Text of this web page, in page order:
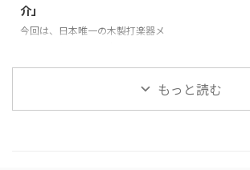
て溶かします。溶解中には不純物
を除去し、温度を適切に管理しま
型から鋳造物を取り出しま ...
の手仕事や
品の品質と
介」
今回は、日本唯一の木製打楽器メ
タンバリンや他の打楽器の製造プ
ロセスを見ることができます。
もっと読む